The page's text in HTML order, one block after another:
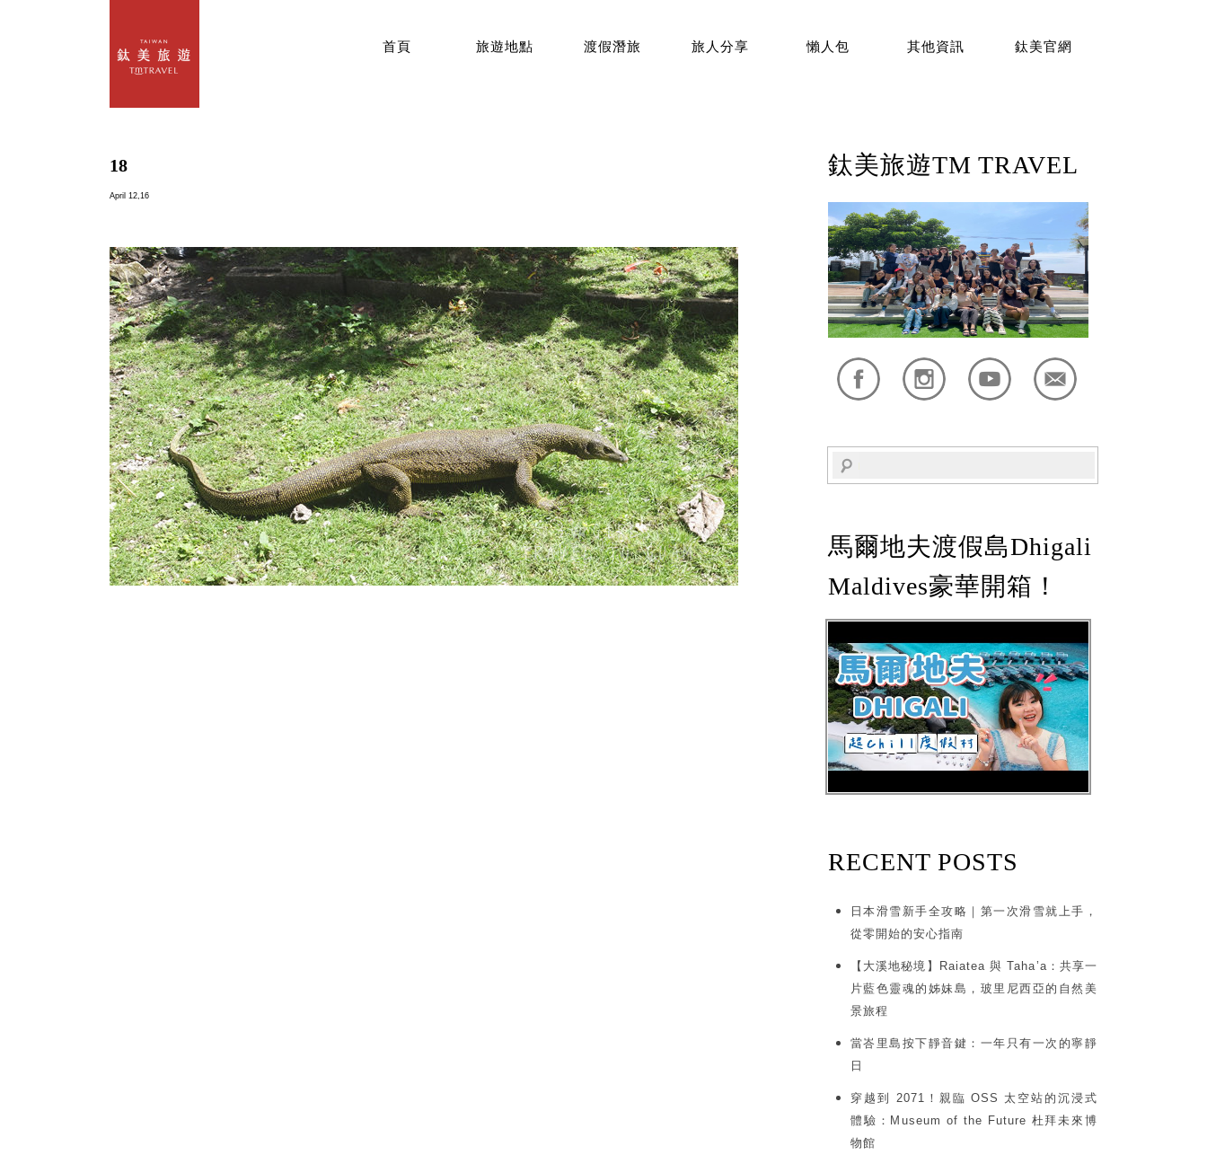
首頁 旅遊地點 渡假潛旅 旅人分享 懶人包 其他資訊 鈦美官網
18
April 12,16
鈦美旅遊TM TRAVEL
馬爾地夫渡假島Dhigali
Maldives豪華開箱！
RECENT POSTS
日本滑雪新手全攻略｜第一次滑雪就上手，
從零開始的安心指南
【大溪地秘境】Raiatea 與 Taha’a：共享一
片藍色靈魂的姊妹島，玻里尼西亞的自然美
景旅程
當峇里島按下靜音鍵：一年只有一次的寧靜
日
穿越到 2071！親臨 OSS 太空站的沉浸式
體驗：Museum of the Future 杜拜未來博
物館